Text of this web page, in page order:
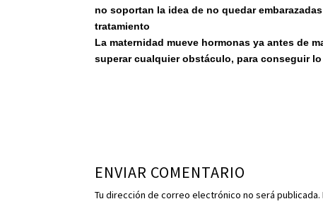
no soportan la idea de no quedar
tratamiento
La maternidad mueve hormonas ya antes de
superar cualquier obstáculo, para conseguir
ENVIAR COMENTARIO
Tu dirección de correo electrónico no será publicada.